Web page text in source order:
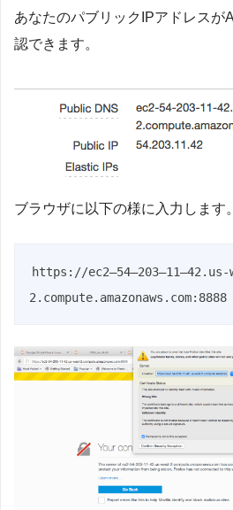
あなたのパブリックIPアドレスが
認できます。
ブラウザに以下の様に入力します。
https://ec2–54–203–11–42.us-
2.compute.amazonaws.com:8888